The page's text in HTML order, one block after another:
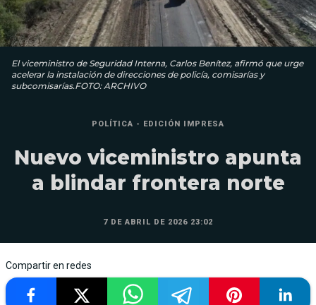
El viceministro de Seguridad Interna, Carlos Benítez, afirmó que urge
acelerar la instalación de direcciones de policía, comisarías y
subcomisarías.FOTO: ARCHIVO
POLÍTICA - EDICIÓN IMPRESA
Nuevo viceministro apunta
a blindar frontera norte
7 DE ABRIL DE 2026 23:02
Compartir en redes